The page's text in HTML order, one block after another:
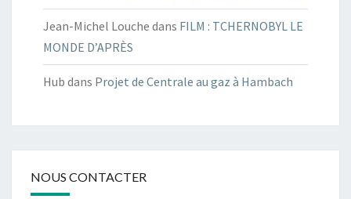
Jean-Michel Louche dans FILM : TCHERNOBYL LE
MONDE D’APRÈS
Hub dans Projet de Centrale au gaz à Hambach
NOUS CONTACTER